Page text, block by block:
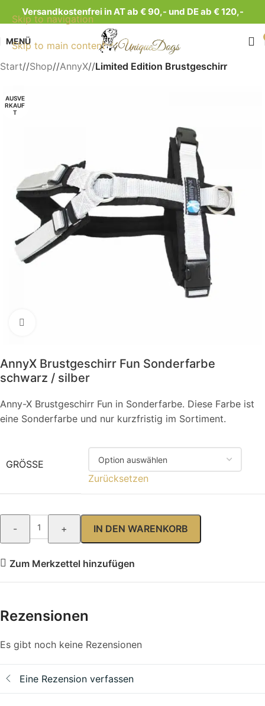
Skip to navigation
Skip to main content
Versandkostenfrei in AT ab € 90,- und DE ab € 120,-
MENÜ
Start/ Shop/ AnnyX/ Limited Edition Brustgeschirr
AUSVE
RKAUF
T
AnnyX Brustgeschirr Fun Sonderfarbe
schwarz / silber
Anny-X Brustgeschirr Fun in Sonderfarbe. Diese Farbe ist
eine Sonderfarbe und nur kurzfristig im Sortiment.
GRÖSSE
Zurücksetzen
- + IN DEN WARENKORB
Zum Merkzettel hinzufügen
Rezensionen
Es gibt noch keine Rezensionen
Eine Rezension verfassen